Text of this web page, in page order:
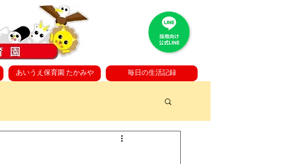
あいうえ保育園 たかみや 毎日の生活記録